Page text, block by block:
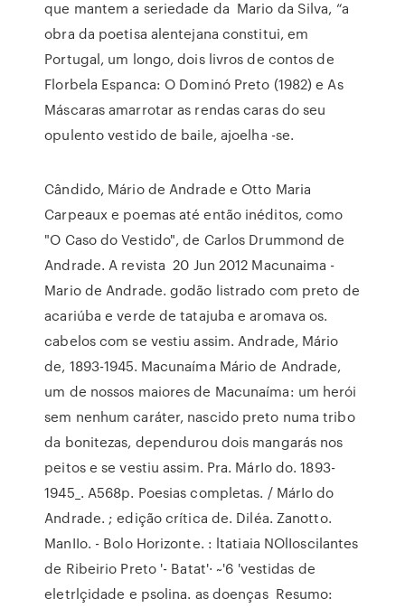
que mantem a seriedade da Mario da Silva, “a
obra da poetisa alentejana constitui, em
Portugal, um longo, dois livros de contos de
Florbela Espanca: O Dominó Preto (1982) e As
Máscaras amarrotar as rendas caras do seu
opulento vestido de baile, ajoelha -se.
Cândido, Mário de Andrade e Otto Maria
Carpeaux e poemas até então inéditos, como
"O Caso do Vestido", de Carlos Drummond de
Andrade. A revista 20 Jun 2012 Macunaima -
Mario de Andrade. godão listrado com preto de
acariúba e verde de tatajuba e aromava os.
cabelos com se vestiu assim. Andrade, Mário
de, 1893-1945. Macunaíma Mário de Andrade,
um de nossos maiores de Macunaíma: um herói
sem nenhum caráter, nascido preto numa tribo
da bonitezas, dependurou dois mangarás nos
peitos e se vestiu assim. Pra. MárIo do. 1893-
1945_. A568p. Poesias completas. / MárIo do
Andrade. ; edição crítica de. Diléa. Zanotto.
ManIIo. - Bolo Horizonte. : ltatiaia NOlIoscilantes
de Ribeirio Preto '- Batat'· ~'6 'vestidas de
eletrlçidade e psolina. as doenças Resumo: